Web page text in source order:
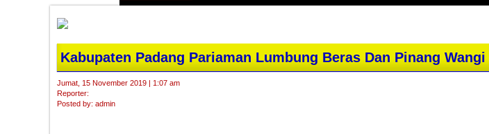
Kabupaten Padang Pariaman Lumbung Beras Dan Pinang Wangi
Jumat, 15 November 2019 | 1:07 am
Reporter:
Posted by: admin